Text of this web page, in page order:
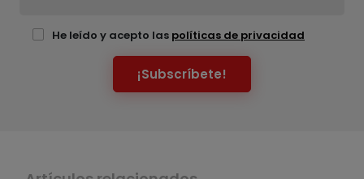
He leído y acepto las políticas de privacidad
¡Subscríbete!